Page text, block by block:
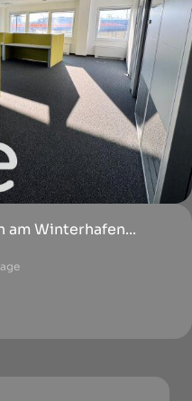
am Winterhafen...